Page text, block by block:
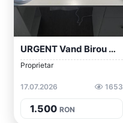
URGENT Vand Birou Manichiura Cu Aspirato...
Proprietar
17.07.2026 1653
1.500 RON